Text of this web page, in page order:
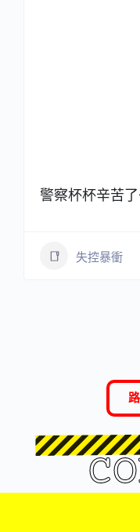
警察杯杯辛苦
失控暴衝